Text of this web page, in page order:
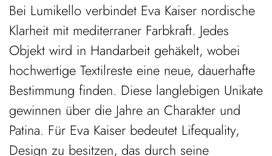
Bei Lumikello verbindet Eva Kaiser nordische
Klarheit mit mediterraner Farbkraft. Jedes
Objekt wird in Handarbeit gehäkelt, wobei
hochwertige Textilreste eine neue, dauerhafte
Bestimmung finden. Diese langlebigen Unikate
gewinnen über die Jahre an Charakter und
Patina. Für Eva Kaiser bedeutet Lifequality,
Design zu besitzen, das durch seine